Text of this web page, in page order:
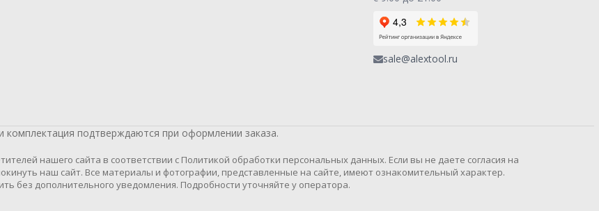
sale@alextool.ru
подтверждаются при оформлении заказа.
нашего сайта в соответствии с Политикой обработки персональных данных. Если вы не даете согласия на
наш сайт. Все материалы и фотографии, представленные на сайте, имеют ознакомительный характер.
без дополнительного уведомления. Подробности уточняйте у оператора.